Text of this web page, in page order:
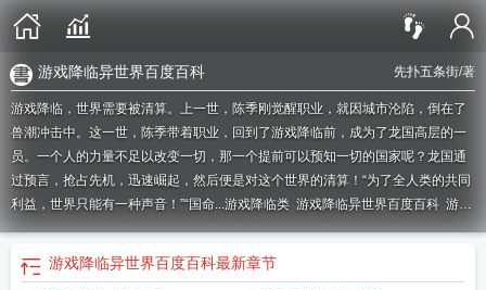
先扑五条街/著
游戏降临异世界百度百科
游戏降临，世界需要被清算。上一世，陈季刚觉醒职业，就因城市沦陷，倒在了
兽潮冲击中。这一世，陈季带着职业，回到了游戏降临前，成为了龙国高层的一
员。一个人的力量不足以改变一切，那一个提前可以预知一切的国家呢？龙国通
过预言，抢占先机，迅速崛起，然后便是对这个世界的清算！“为了全人类的共同
利益，世界只能有一种声音！”“国命...游戏降临类 游戏降临异世界百度百科 游戏
降临现实女主游戏降临游戏降临异世界降临游戏世界游戏降临现实的有哪
游戏降临类排行榜完本 游戏降临异世界笔趣阁
游戏降临异世界百度百科最新章节